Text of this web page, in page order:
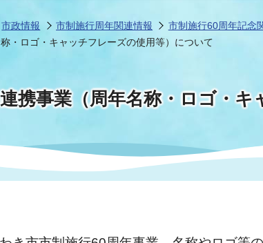
いざという時に
マイナンバー
子育て
健康
地域包括ケア(介護予防等)
地域福祉
年間イベントの案内
モデルコース
産業振興
福祉・介護
市長室
広報
市政情報 市制施行周年関連情報
市制施行60周年記念
・ロゴ・キャッチフレーズの使用等）について
携事業（周年名称・ロゴ・